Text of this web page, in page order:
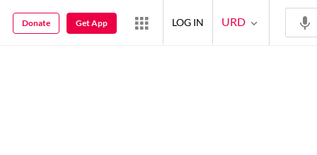
URD
LOG IN
Get App
Donate